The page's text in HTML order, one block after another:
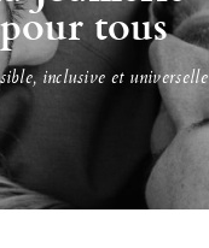
pour tous
inclusive et universelle